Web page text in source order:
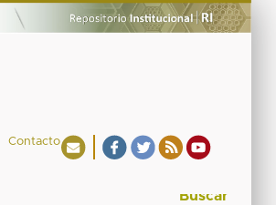
Contacto
Buscar